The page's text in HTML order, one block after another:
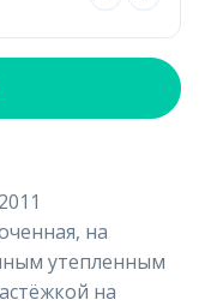
на
утепленным
на